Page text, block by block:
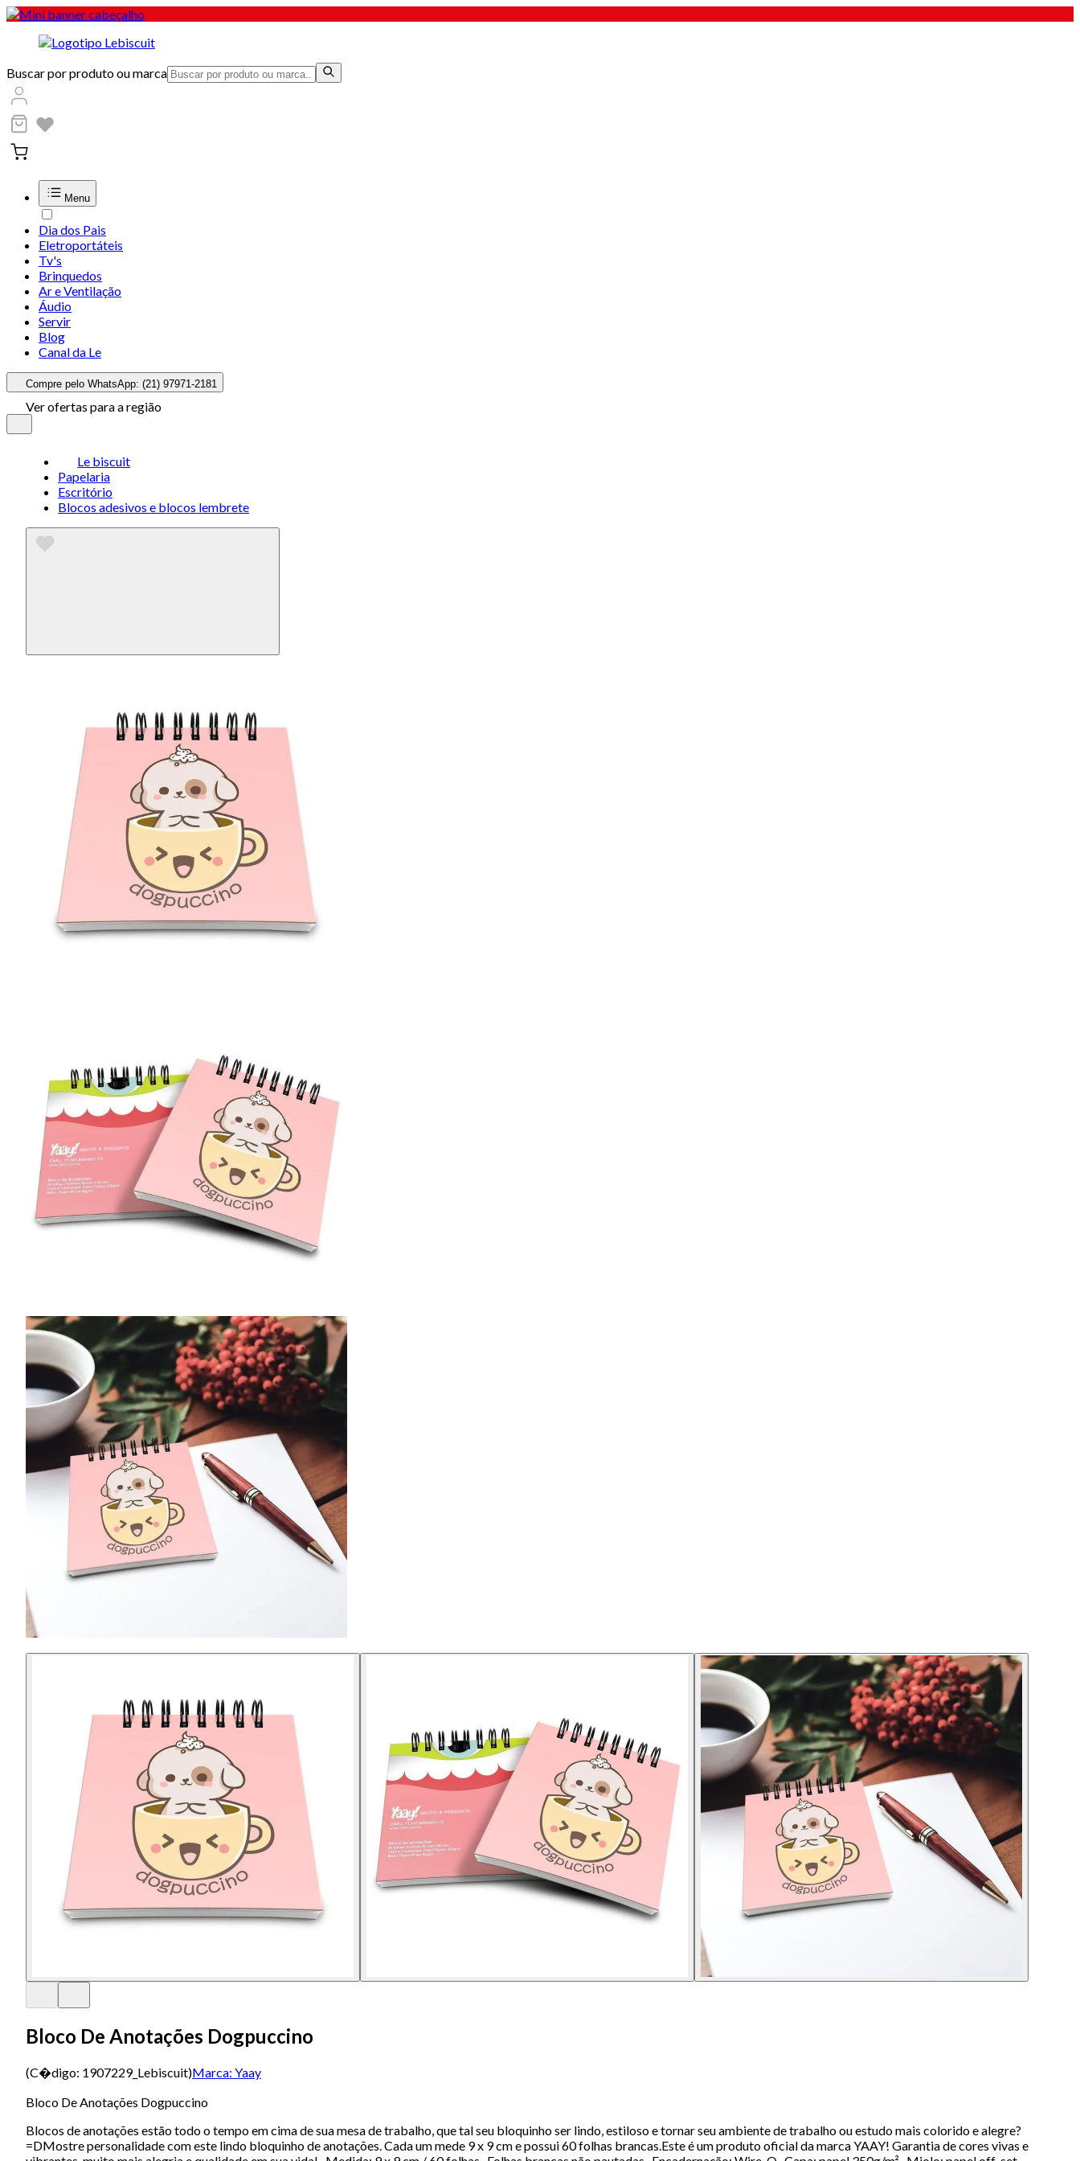
Buscar por produto ou marca
Menu
Dia dos Pais
Eletroportáteis
Tv's
Brinquedos
Ar e Ventilação
Áudio
Servir
Blog
Canal da Le
Compre pelo WhatsApp: (21) 97971-2181
Ver ofertas para a região
Le biscuit
Papelaria
Escritório
Blocos adesivos e blocos lembrete
Bloco De Anotações Dogpuccino
(C�digo: 1907229_Lebiscuit)Marca: Yaay
Bloco De Anotações Dogpuccino
Blocos de anotações estão todo o tempo em cima de sua mesa de trabalho, que tal seu bloquinho ser lindo, estiloso e tornar seu ambiente de trabalho ou estudo mais colorido e alegre?
=DMostre personalidade com este lindo bloquinho de anotações. Cada um mede 9 x 9 cm e possui 60 folhas brancas.Este é um produto oficial da marca YAAY! Garantia de cores vivas e